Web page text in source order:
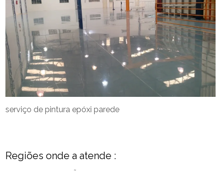
serviço de pintura epóxi parede
Regiões onde a atende :